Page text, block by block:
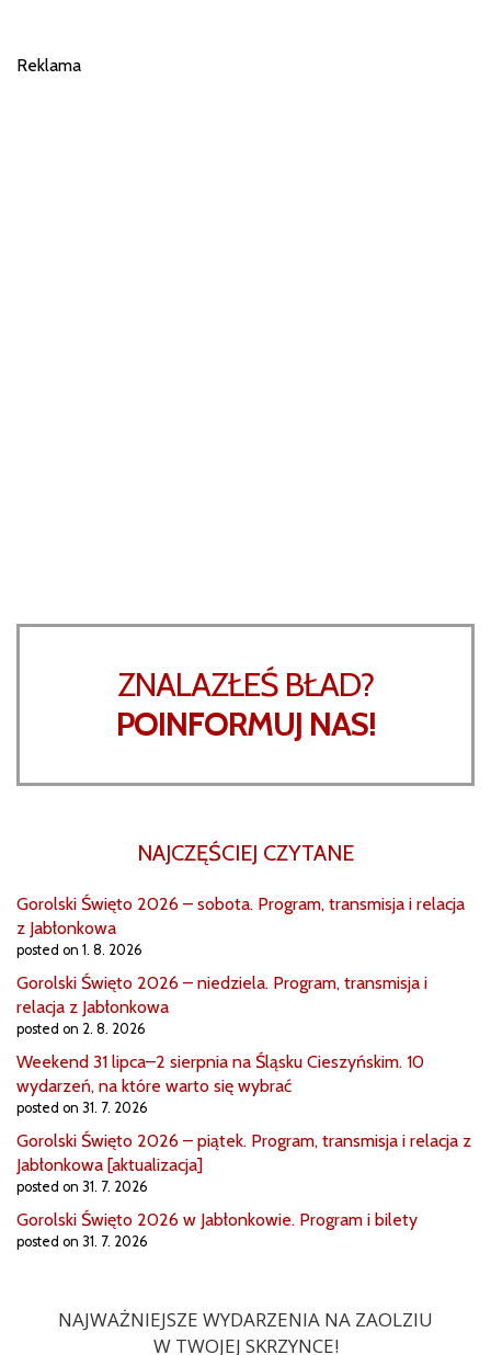
Reklama
ZNALAZŁEŚ BŁAD?
POINFORMUJ NAS!
NAJCZĘŚCIEJ CZYTANE
Gorolski Święto 2026 – sobota. Program, transmisja i relacja
z Jabłonkowa
posted on 1. 8. 2026
Gorolski Święto 2026 – niedziela. Program, transmisja i
relacja z Jabłonkowa
posted on 2. 8. 2026
Weekend 31 lipca–2 sierpnia na Śląsku Cieszyńskim. 10
wydarzeń, na które warto się wybrać
posted on 31. 7. 2026
Gorolski Święto 2026 – piątek. Program, transmisja i relacja z
Jabłonkowa [aktualizacja]
posted on 31. 7. 2026
Gorolski Święto 2026 w Jabłonkowie. Program i bilety
posted on 31. 7. 2026
NAJWAŻNIEJSZE WYDARZENIA NA ZAOLZIU
W TWOJEJ SKRZYNCE!